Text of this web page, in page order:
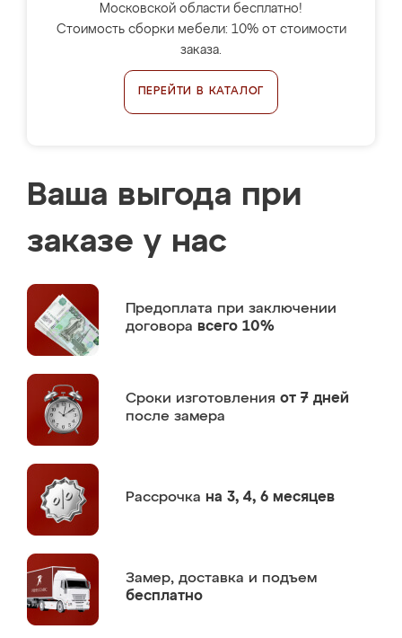
Московской области бесплатно!
Стоимость сборки мебели: 10% от стоимости
заказа.
ПЕРЕЙТИ В КАТАЛОГ
Ваша выгода при
заказе у нас
Предоплата при заключении
договора всего 10%
Сроки изготовления от 7 дней
после замера
Рассрочка на 3, 4, 6 месяцев
Замер, доставка и подъем
бесплатно